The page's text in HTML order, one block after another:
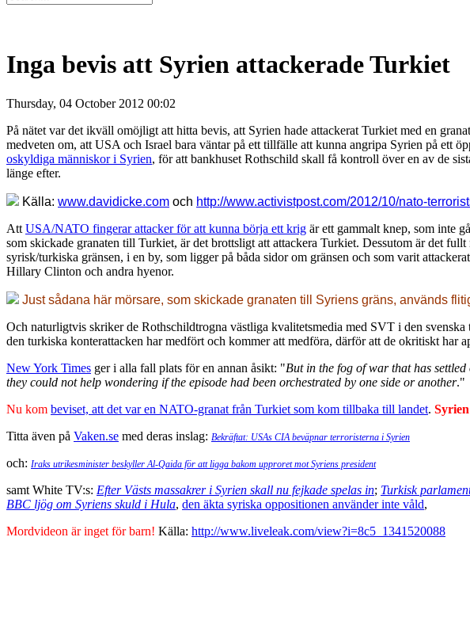
Inga bevis att Syrien attackerade Turkiet
Thursday, 04 October 2012 00:02
På nätet var det ikväll omöjligt att hitta bevis, att Syrien hade attackerat Turkiet med en
medveten om, att USA och Israel bara väntar på ett tillfälle att kunna angripa Syrien på ett
oskyldiga människor i Syrien, för att bankhuset Rothschild skall få kontroll över en av de
länge efter.
Källa: www.davidicke.com och http://www.activistpost.com/2012/10/nato-
Att USA/NATO fingerar attacker för att kunna börja ett krig är ett gammalt knep, som inte
som skickade granaten till Turkiet, är det brottsligt att attackera Turkiet. Dessutom är det
syrisk/turkiska gränsen, i en by, som ligger på båda sidor om gränsen och som varit
Hillary Clinton och andra hyenor.
Just sådana här mörsare, som skickade granaten till Syriens gräns, används
Och naturligtvis skriker de Rothschildtrogna västliga kvalitetsmedia med SVT i den
den turkiska konterattacken har medfört och kommer att medföra, därför att de okritiskt har
New York Times ger i alla fall plats för en annan åsikt: "But in the fog of war that has
they could not help wondering if the episode had been orchestrated by one side or another."
Nu kom beviset, att det var en NATO-granat från Turkiet som kom tillbaka till landet.
Titta även på Vaken.se med deras inslag: Bekräftat: USAs CIA beväpnar terroristerna i Syrien
och: Iraks utrikesminister beskyller Al-Qaida för att ligga bakom upproret mot Syriens president
samt White TV:s: Efter Västs massakrer i Syrien skall nu fejkade spelas in; Turkisk
BBC ljög om Syriens skuld i Hula, den äkta syriska oppositionen använder inte våld,
Mordvideon är inget för barn! Källa: http://www.liveleak.com/view?i=8c5_1341520088